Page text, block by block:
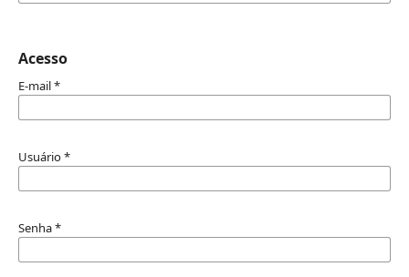
Acesso
E-mail*
Usuário*
Senha*